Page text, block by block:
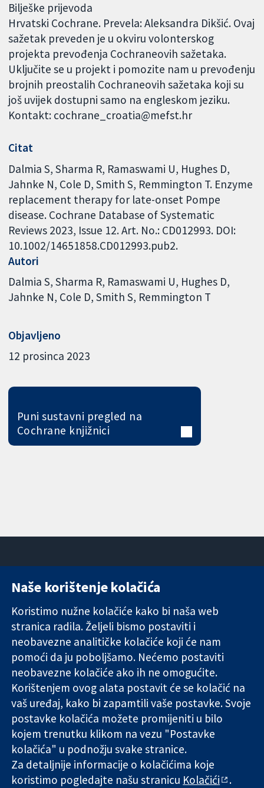
Bilješke prijevoda
Hrvatski Cochrane. Prevela: Aleksandra Dikšić. Ovaj
sažetak preveden je u okviru volonterskog
projekta prevođenja Cochraneovih sažetaka.
Uključite se u projekt i pomozite nam u prevođenju
brojnih preostalih Cochraneovih sažetaka koji su
još uvijek dostupni samo na engleskom jeziku.
Kontakt: cochrane_croatia@mefst.hr
Citat
Dalmia S, Sharma R, Ramaswami U, Hughes D,
Jahnke N, Cole D, Smith S, Remmington T. Enzyme
replacement therapy for late-onset Pompe
disease. Cochrane Database of Systematic
Reviews 2023, Issue 12. Art. No.: CD012993. DOI:
10.1002/14651858.CD012993.pub2.
Autori
Dalmia S Sharma R Ramaswami U Hughes D
Jahnke N Cole D Smith S Remmington T
Objavljeno
12 prosinca 2023
Puni sustavni pregled na
Cochrane knjižnici
Pouzdani dokazi.
Utemeljeni
dokazi.
Bolje zdravlje.
11-13 Cavendish
London
W1G 0AN
Ujedinjeno
Kraljevstvo
Novosti
medije
O nama
Poslovi
Cochrane
Library
The Cochrane Collaboration is a charity (no. 1045921) and a
company limited by guarantee (no. 03044323) registered in
England & Wales. VAT registration number GB 718 2127 49.
Naše korištenje kolačića
Koristimo nužne kolačiće kako bi naša web
stranica radila. Željeli bismo postaviti i
neobavezne analitičke kolačiće koji će nam
pomoći da ju poboljšamo. Nećemo postaviti
neobavezne kolačiće ako ih ne omogućite.
Korištenjem ovog alata postavit će se kolačić na
vaš uređaj, kako bi zapamtili vaše postavke. Svoje
postavke kolačića možete promijeniti u bilo
kojem trenutku klikom na vezu "Postavke
kolačića" u podnožju svake stranice.
Za detaljnije informacije o kolačićima koje
koristimo pogledajte našu stranicu Kolačići .